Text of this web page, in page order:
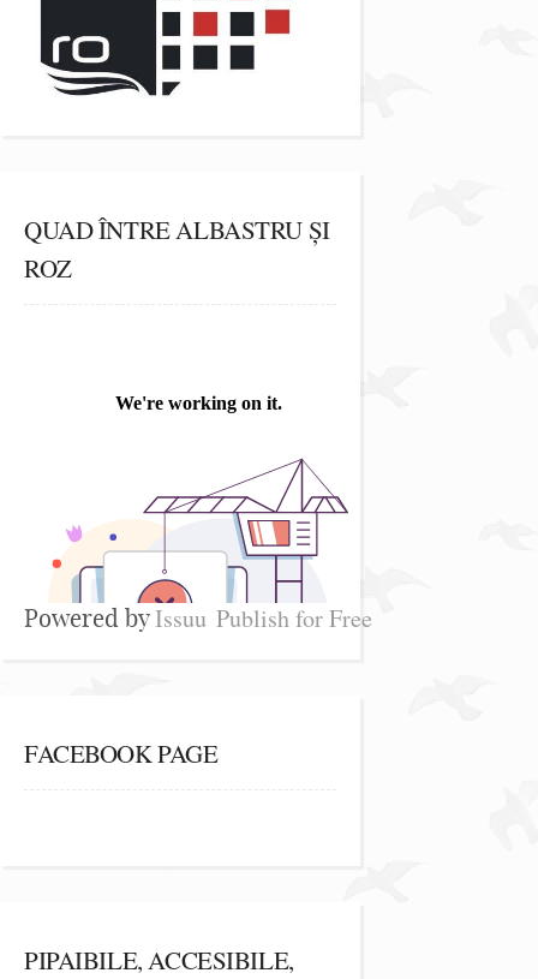
QUAD ÎNTRE ALBASTRU ȘI
ROZ
Powered byIssuu Publish for Free
FACEBOOK PAGE
PIPAIBILE, ACCESIBILE,